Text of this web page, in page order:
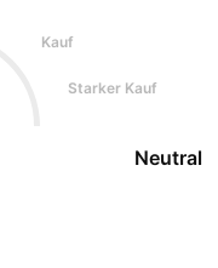
Kauf
Starker Kauf
Neutral